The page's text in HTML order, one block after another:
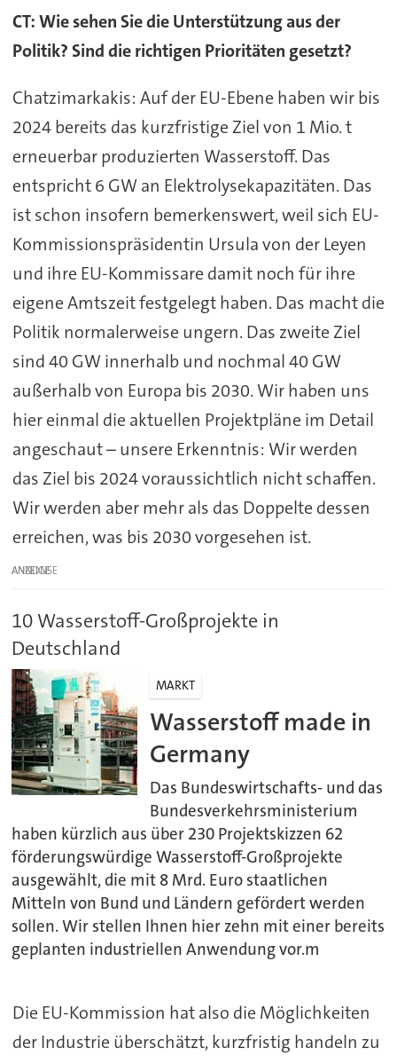
CT: Wie sehen Sie die Unterstützung aus der
Politik? Sind die richtigen Prioritäten gesetzt?
Chatzimarkakis: Auf der EU-Ebene haben wir bis
2024 bereits das kurzfristige Ziel von 1 Mio. t
erneuerbar produzierten Wasserstoff. Das
entspricht 6 GW an Elektrolysekapazitäten. Das
ist schon insofern bemerkenswert, weil sich EU-
Kommissionspräsidentin Ursula von der Leyen
und ihre EU-Kommissare damit noch für ihre
eigene Amtszeit festgelegt haben. Das macht die
Politik normalerweise ungern. Das zweite Ziel
sind 40 GW innerhalb und nochmal 40 GW
außerhalb von Europa bis 2030. Wir haben uns
hier einmal die aktuellen Projektpläne im Detail
angeschaut – unsere Erkenntnis: Wir werden
das Ziel bis 2024 voraussichtlich nicht schaffen.
Wir werden aber mehr als das Doppelte dessen
erreichen, was bis 2030 vorgesehen ist.
ANZEIGE
10 Wasserstoff-Großprojekte in
Deutschland
MARKT
Wasserstoff made in
Germany
Das Bundeswirtschafts- und das
Bundesverkehrsministerium
haben kürzlich aus über 230 Projektskizzen 62
förderungswürdige Wasserstoff-Großprojekte
ausgewählt, die mit 8 Mrd. Euro staatlichen
Mitteln von Bund und Ländern gefördert werden
sollen. Wir stellen Ihnen hier zehn mit einer bereits
geplanten industriellen Anwendung vor.m
Die EU-Kommission hat also die Möglichkeiten
der Industrie überschätzt, kurzfristig handeln zu